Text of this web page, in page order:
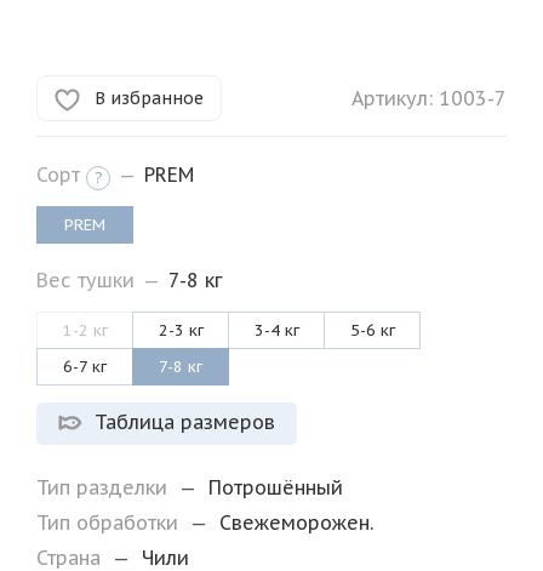
В избранное Артикул: 1003-7
Сорт ? — PREM
PREM
Вес тушки — 7-8 кг
1-2 кг 2-3 кг 3-4 кг
5-6 кг
6-7 кг
7-8 кг
Таблица размеров
Тип разделки —
Потрошённый
Тип обработки
—
Свежеморожен.
Страна
—
Чили